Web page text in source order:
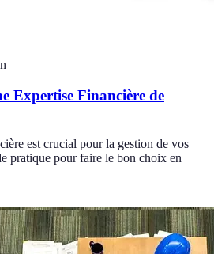
Expertise Financière de
est crucial pour la gestion de vos
pratique pour faire le bon choix en